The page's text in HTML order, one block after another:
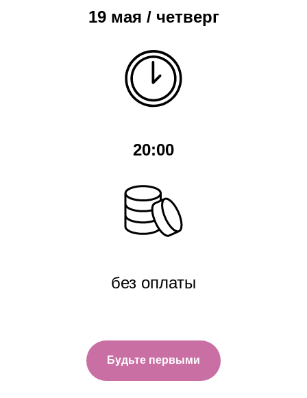
19 мая / четверг
20:00
без оплаты
Будьте первыми